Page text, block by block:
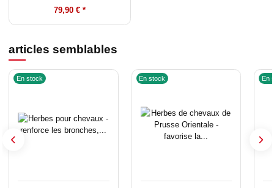
79,90 € *
articles semblables
En stock En stock En